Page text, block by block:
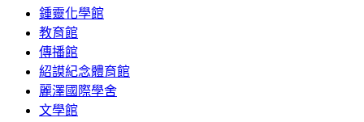
鍾靈化學館
教育館
傳播館
紹謨紀念體育館
麗澤國際學舍
文學館